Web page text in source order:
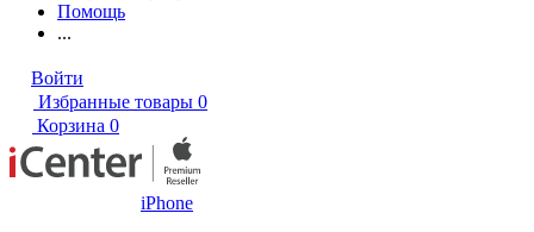
Помощь
...
Войти
Избранные товары 0
Корзина 0
iPhone